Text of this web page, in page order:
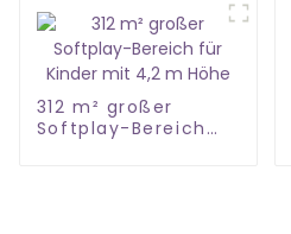
312 m² großer
Softplay-Bereich